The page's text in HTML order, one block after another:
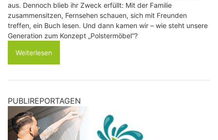
aus. Dennoch blieb ihr Zweck erfüllt: Mit der Familie
zusammensitzen, Fernsehen schauen, sich mit Freunden
treffen, ein Buch lesen. Und dann kamen wir – wie steht unsere
Generation zum Konzept „Polstermöbel“?
Weiterlesen
PUBLIREPORTAGEN